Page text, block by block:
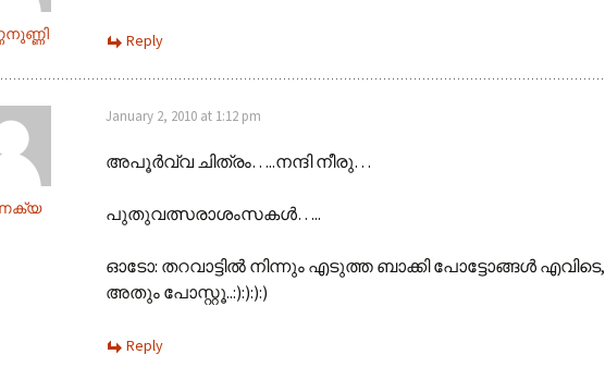
Reply
January 2, 2010 at 1:12 pm
അപൂർവ്വ ചിത്രം…..നന്ദി നീരു…
പുതുവത്സരാശംസകൾ…..
ഓടോ: തറവാട്ടിൽ നിന്നും എടുത്ത ബാക്കി പോട്ടോങ്ങൾ എവിടെ,
അതും പോസ്റ്റൂ..:):):):)
Reply